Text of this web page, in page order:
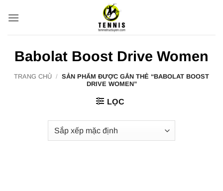
qua
Babolat Boost Drive Women
TRANG CHỦ / SẢN PHẨM ĐƯỢC GẮN THẺ “BABOLAT BOOST
DRIVE WOMEN”
LỌC